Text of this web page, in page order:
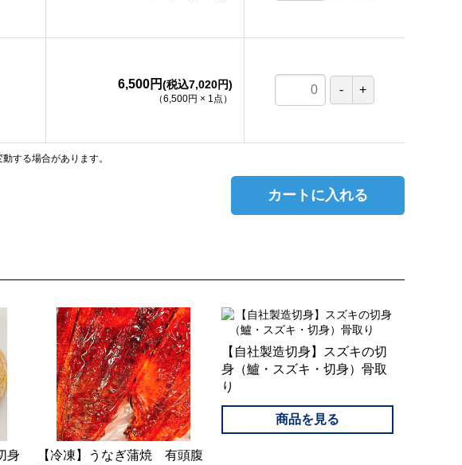
6,500円 (税込7,020円)
（6,500円 × 1 点 ）
する場合があります。
カートに入れる
身
【冷凍】うなぎ蒲焼 有頭腹
【自社製造切身】スズキの切
身（鱸・スズキ・切身）骨取
り